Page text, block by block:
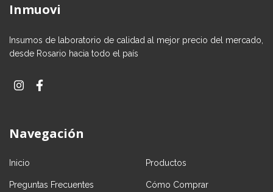
Inmuovi
Insumos de laboratorio de calidad al mejor precio del mercado,
desde Rosario hacia todo el país
Navegación
Inicio Productos
Preguntas Frecuentes Cómo Comprar